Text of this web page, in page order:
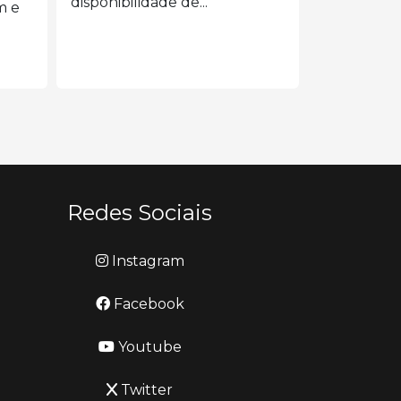
Redes Sociais
Instagram
Facebook
Youtube
Twitter